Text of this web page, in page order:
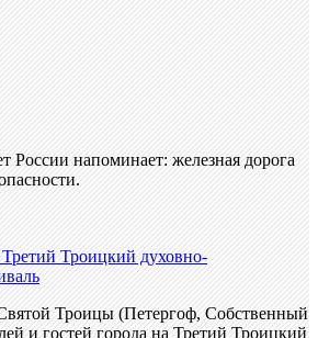
России напоминает: железная дорога
Троицкий духовно-
Троицы (Петергоф, Собственный
и гостей города на Третий Троицкий